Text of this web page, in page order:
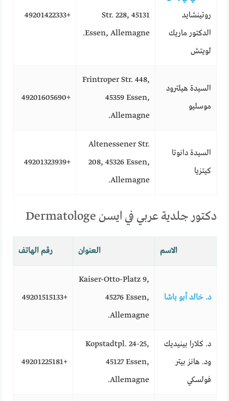
روتينشايد
الدكتور ماريك
لويتش
Str. 228, 45131
Essen, Allemagne.
+49201422333
السيدة هيلترود
موسليو
Frintroper Str. 448,
45359 Essen,
Allemagne.
+49201605690
السيدة دانوتا
كيتزيا
Altenessener Str.
208, 45326 Essen,
Allemagne.
+49201323939
دكتور جلدية عربي في ايسن Dermatologe
الاسم العنوان رقم الهاتف
د. خالد أبو باشا
Kaiser-Otto-Platz 9,
45276 Essen,
Allemagne.
+49201515133
د. كلارا بينيديك
ود. هانز بيتر
فولسكي
Kopstadtpl. 24-25,
45127 Essen,
Allemagne.
+49201225181